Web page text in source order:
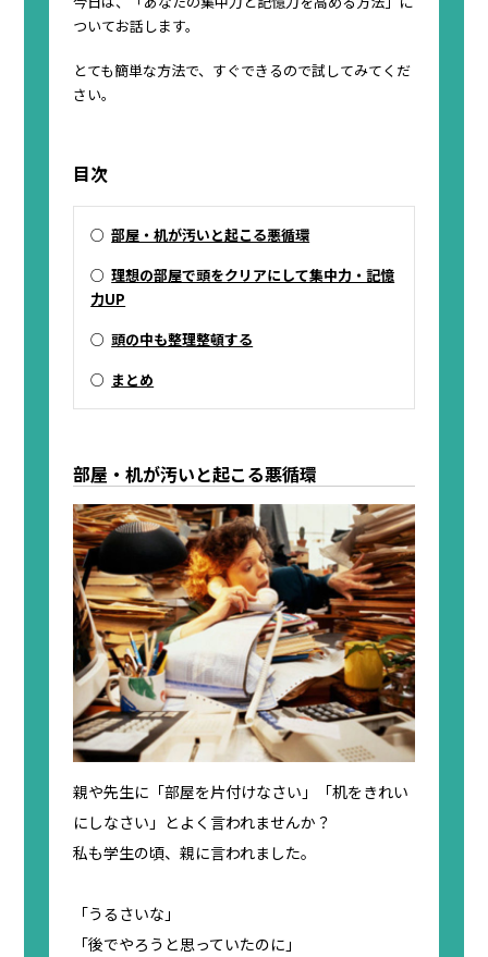
ついてお話します。
とても簡単な方法で、すぐできるので試してみてくだ
さい。
目次
○部屋・机が汚いと起こる悪循環
○理想の部屋で頭をクリアにして集中力・記憶
力UP
○頭の中も整理整頓する
○ まとめ
部屋・机が汚いと起こる悪循環
親や先生に「部屋を片付けなさい」「机をきれい
にしなさい」とよく言われませんか？
私も学生の頃、親に言われました。
「うるさいな」
「後でやろうと思っていたのに」